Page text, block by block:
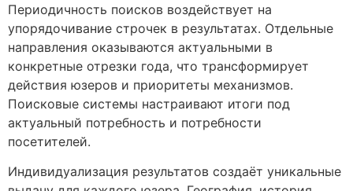
Периодичность поисков воздействует на
упорядочивание строчек в результатах. Отдельные
направления оказываются актуальными в
конкретные отрезки года, что трансформирует
действия юзеров и приоритеты механизмов.
Поисковые системы настраивают итоги под
актуальный потребность и потребности
посетителей.
Индивидуализация результатов создаёт уникальные